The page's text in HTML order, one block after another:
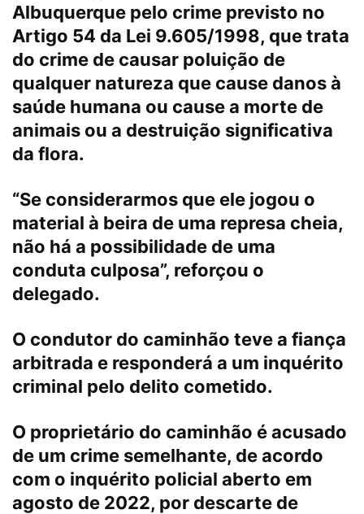
Albuquerque pelo crime previsto no
Artigo 54 da Lei 9.605/1998, que trata
do crime de causar poluição de
qualquer natureza que cause danos à
saúde humana ou cause a morte de
animais ou a destruição significativa
da flora.
“Se considerarmos que ele jogou o
material à beira de uma represa cheia,
não há a possibilidade de uma
conduta culposa”, reforçou o
delegado.
O condutor do caminhão teve a fiança
arbitrada e responderá a um inquérito
criminal pelo delito cometido.
O proprietário do caminhão é acusado
de um crime semelhante, de acordo
com o inquérito policial aberto em
agosto de 2022, por descarte de